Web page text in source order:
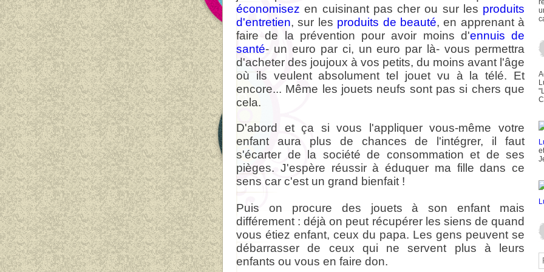
économisez en cuisinant pas cher ou sur les produits
d'entretien, sur les produits de beauté, en apprenant à
faire de la prévention pour avoir moins d'ennuis de
santé- un euro par ci, un euro par là- vous permettra
d'acheter des joujoux à vos petits, du moins avant l'âge
où ils veulent absolument tel jouet vu à la télé. Et
encore... Même les jouets neufs sont pas si chers que
cela.
D'abord et ça si vous l'appliquer vous-même votre
enfant aura plus de chances de l'intégrer, il faut
s'écarter de la société de consommation et de ses
pièges. J'espère réussir à éduquer ma fille dans ce
sens car c'est un grand bienfait !
Puis on procure des jouets à son enfant mais
différement : déjà on peut récupérer les siens de quand
vous étiez enfant, ceux du papa. Les gens peuvent se
débarrasser de ceux qui ne servent plus à leurs
enfants ou vous en faire don.